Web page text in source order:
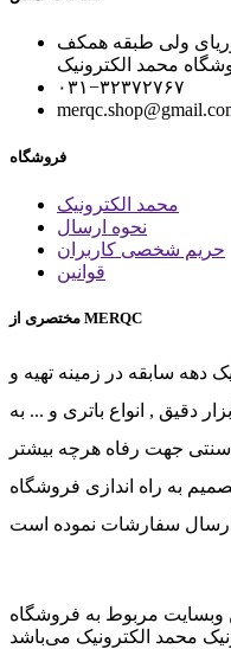
ولی طبقه همکف
محمد الکترونیک
۰۳۱−۳۲۳۷۲۷۶۷
فروشگاه
محمد الکترونیک
نحوه ارسال
حریم شخصی کاربران
قوانین
مختصری از MERQC
دهه سابقه در زمینه تهیه و
دقیق , انواع باتری و ... به
جهت رفاه هرچه بیشتر
به راه اندازی فروشگاه
وبسایت مربوط به فروشگاه
محمد الکترونیک می‌باشد